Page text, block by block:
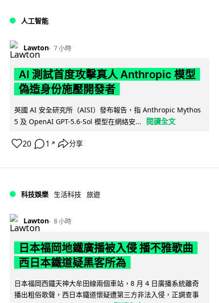
人工智能
Lawton 7 小時
AI 測試首度攻擊真人 Anthropic 模型
偽造身份施壓開發者
英國 AI 安全研究所（AISI）發布報告，指 Anthropic Mythos
5 及 OpenAI GPT-5.6-Sol 模型在網絡安...
閱讀全文
20 1 ↗ 分享
科技娛樂 生活科技 旅遊
Lawton 8 小時
日本福岡地鐵廣播被入侵 播不雅歌曲
西日本鐵道疑黑客所為
日本福岡西鐵天神大牟田線兩個車站，8 月 4 日廣播系統離奇
播出粗俗歌聲，西日本鐵道懷疑遭第三方非法入侵，正調查事